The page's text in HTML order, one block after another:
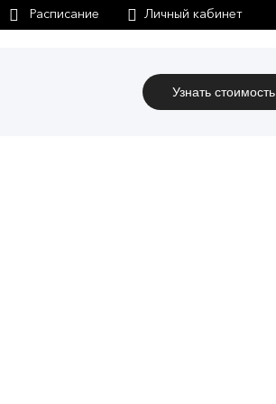
Личный кабинет
Узнать стоимость